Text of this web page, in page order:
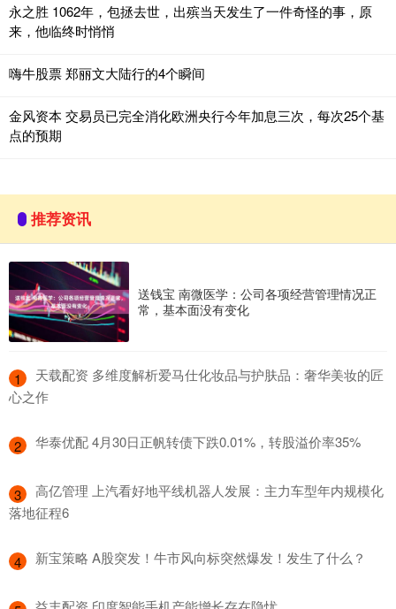
永之胜 1062年，包拯去世，出殡当天发生了一件奇怪的事，原
来，他临终时悄悄
嗨牛股票 郑丽文大陆行的4个瞬间
金风资本 交易员已完全消化欧洲央行今年加息三次，每次25个基
点的预期
推荐资讯
送钱宝 南微医学：公司各项经营管理情况正
常，基本面没有变化
1
​天载配资 多维度解析爱马仕化妆品与护肤品：奢华美妆的匠
心之作
2 ​华泰优配 4月30日正帆转债下跌0.01%，转股溢价率35%
3
​高亿管理 上汽看好地平线机器人发展：主力车型年内规模化
落地征程6
4 ​新宝策略 A股突发！牛市风向标突然爆发！发生了什么？